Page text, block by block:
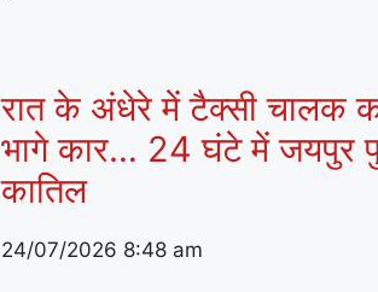
रात के अंधेरे में टैक्सी चालक
भागे कार… 24 घंटे में जयपुर
कातिल
24/07/2026 8:48 am